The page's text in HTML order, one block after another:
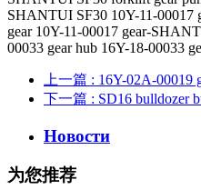
SHANTUI SF30 10Y-11-
gear 10Y-11-00017 gear-
00033 gear hub 16Y-18-00033
上一篇 : 16Y-02A-00019
下一篇 : SD16 bulldozer
Новости
为您推荐